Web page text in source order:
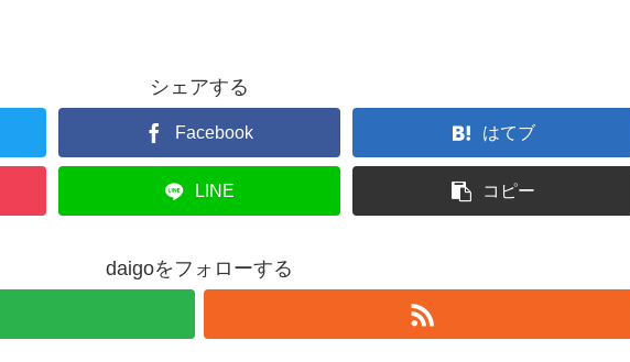
シェアする
Facebook はてブ
LINE コピー
daigoをフォローする